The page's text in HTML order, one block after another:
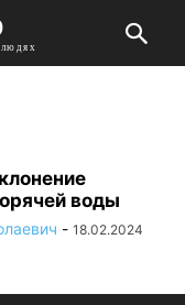
воды
- 18.02.2024